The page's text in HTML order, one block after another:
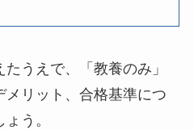
うえで、「教養のみ」
メリット、合格基準につ
う。